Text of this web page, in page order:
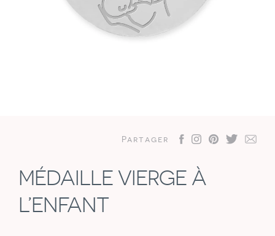
Partager
MÉDAILLE VIERGE À
L’ENFANT